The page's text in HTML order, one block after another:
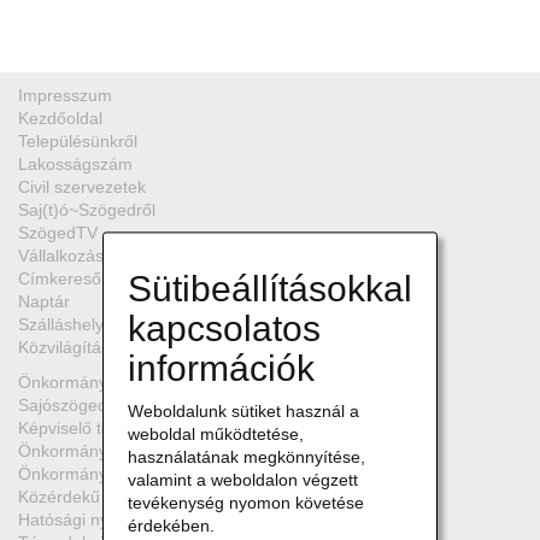
Impresszum
Kezdőoldal
Településünkről
Lakosságszám
Civil szervezetek
Saj(t)ó~Szögedről
SzögedTV
Vállalkozások
Címkereső
Naptár
Szálláshelyek
Közvilágítási hibabejelentő
Önkormányzat
Sajószöged kártya
Képviselő testület
Önkormányzati bizottságok
Önkormányzati társulások
Közérdekű adatok
Hatósági nyilvántartások
Sütibeállításokkal
kapcsolatos
információk
Weboldalunk sütiket használ a
weboldal működtetése,
használatának megkönnyítése,
valamint a weboldalon végzett
tevékenység nyomon követése
érdekében.